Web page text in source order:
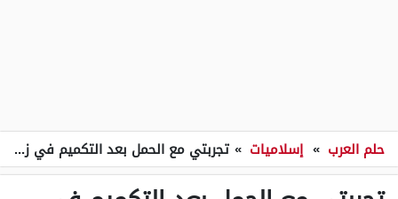
حلم العرب » إسلاميات » تجربتي مع الحمل بعد التكميم في زيادة الوزن